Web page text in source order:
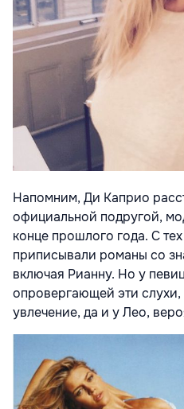
Напомним, Ди Каприо
официальной подругой,
конце прошлого года. С
приписывали романы со
включая Рианну. Но у
опровергающей эти
увлечение, да и у Лео,